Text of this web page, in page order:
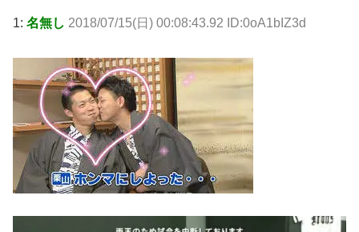
1: 名無し 2018/07/15(日) 00:08:43.92 ID:0oA1bIZ3d